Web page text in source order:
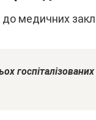
мeдичниx